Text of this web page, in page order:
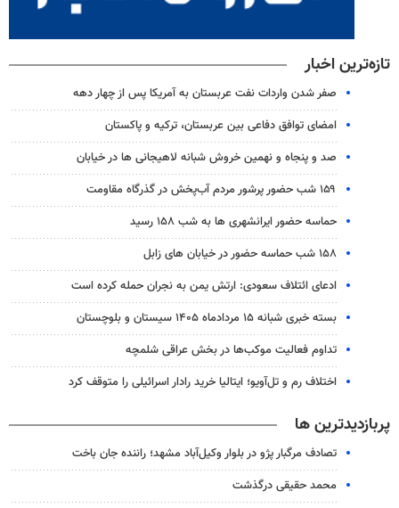
تازه‌ترین اخبار
صفر شدن واردات نفت عربستان به آمریکا پس از چهار دهه
امضای توافق دفاعی بین عربستان، ترکیه و پاکستان
صد و پنجاه و نهمین خروش شبانه لاهیجانی ها در خیابان
۱۵۹ شب حضور پرشور مردم آب‌پخش در گذرگاه مقاومت
حماسه حضور ایرانشهری ها به شب ۱۵۸ رسید
۱۵۸ شب حماسه حضور در خیابان های زابل
ادعای ائتلاف سعودی: ارتش یمن به نجران حمله کرده است
بسته خبری شبانه ۱۵ مردادماه ۱۴۰۵ سیستان و بلوچستان
تداوم فعالیت موکب‌ها در بخش عراقی شلمچه
اختلاف رم و تل‌آویو؛ ایتالیا خرید رادار اسرائیلی را متوقف کرد
پربازدیدترین ها
تصادف مرگبار پژو در بلوار وکیل‌آباد مشهد؛ راننده جان باخت
محمد حقیقی درگذشت